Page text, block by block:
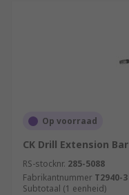
Op voorraad
CK Drill Extension Bar
RS-stocknr. 285-5088
Fabrikantnummer T2940-3
Subtotaal (1 eenheid)